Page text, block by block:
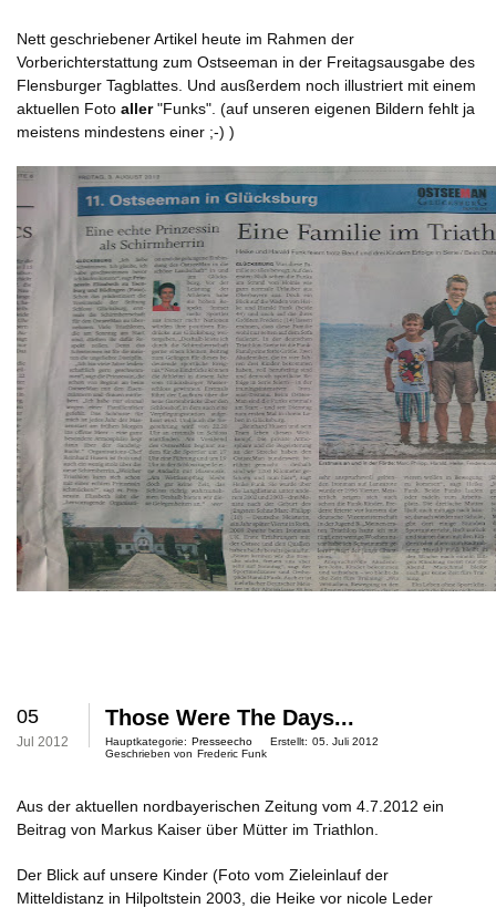
Nett geschriebener Artikel heute im Rahmen der
Vorberichterstattung zum Ostseeman in der Freitagsausgabe des
Flensburger Tagblattes. Und ausßerdem noch illustriert mit einem
aktuellen Foto aller"Funks". (auf unseren eigenen Bildern fehlt ja
meistens mindestens einer ;-) )
05
Jul 2012
Those Were The Days...
Hauptkategorie: Presseecho Erstellt: 05. Juli 2012
Geschrieben von Frederic Funk
Aus der aktuellen nordbayerischen Zeitung vom 4.7.2012 ein
Beitrag von Markus Kaiser über Mütter im Triathlon.
Der Blick auf unsere Kinder (Foto vom Zieleinlauf der
Mitteldistanz in Hilpoltstein 2003, die Heike vor nicole Leder